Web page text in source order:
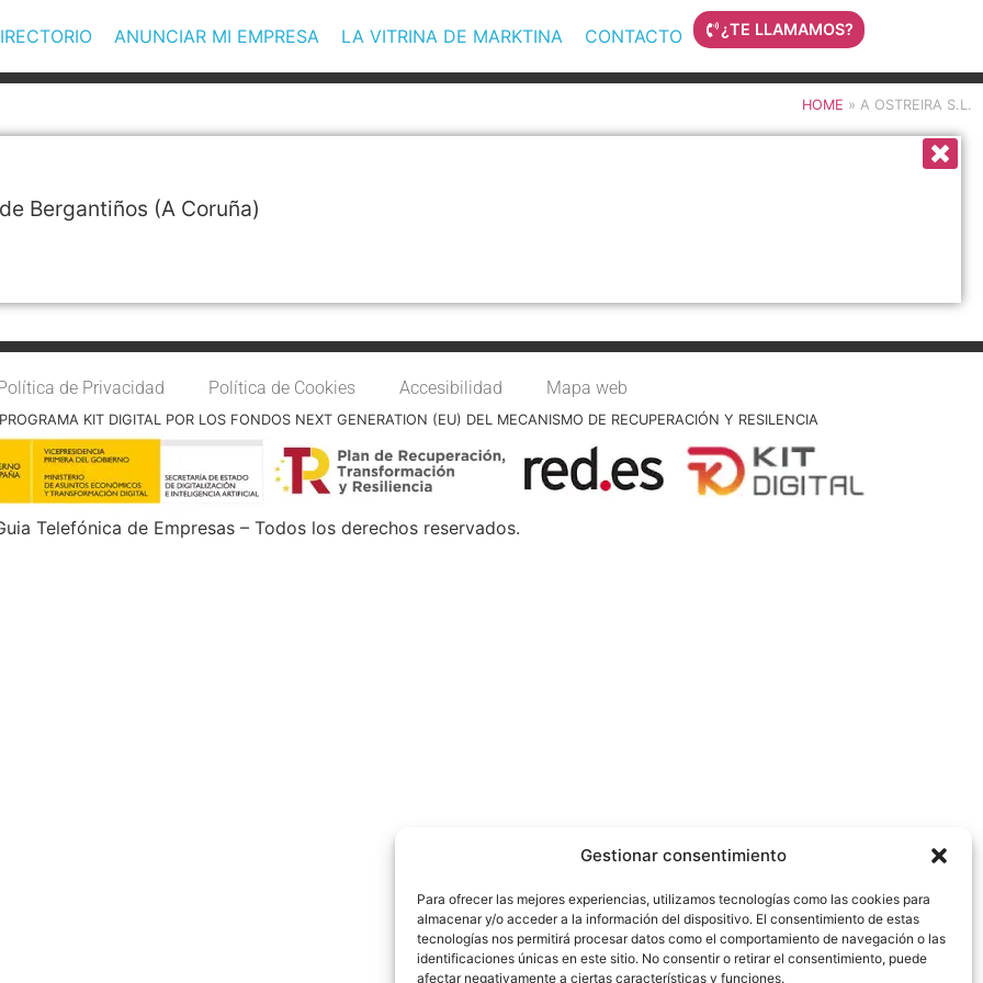
Gestionar consentimiento
Para ofrecer las mejores experiencias, utilizamos tecnologías como las cookies para
almacenar y/o acceder a la información del dispositivo. El consentimiento de estas
tecnologías nos permitirá procesar datos como el comportamiento de navegación o las
identificaciones únicas en este sitio. No consentir o retirar el consentimiento, puede
afectar negativamente a ciertas características y funciones.
ANUNCIAR MI EMPRESA LA VITRINA DE MARKTINA CONTACTO ¿TE LLAMAMOS?
HOME » A OSTREIRA S.L.
Bergantiños (A Coruña)
de Privacidad Política de Cookies Accesibilidad Mapa web
KIT DIGITAL POR LOS FONDOS NEXT GENERATION (EU) DEL MECANISMO DE RECUPERACIÓN Y RESILENCIA
Telefónica de Empresas – Todos los derechos reservados.